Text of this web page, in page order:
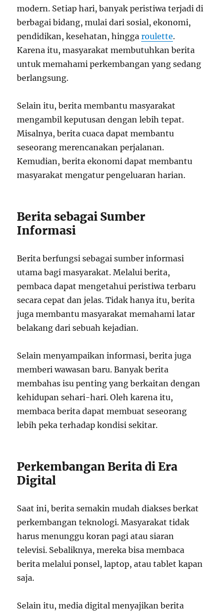
modern. Setiap hari, banyak peristiwa terjadi di
berbagai bidang, mulai dari sosial, ekonomi,
pendidikan, kesehatan, hinggaroulette.
Karena itu, masyarakat membutuhkan berita
untuk memahami perkembangan yang sedang
berlangsung.
Selain itu, berita membantu masyarakat
mengambil keputusan dengan lebih tepat.
Misalnya, berita cuaca dapat membantu
seseorang merencanakan perjalanan.
Kemudian, berita ekonomi dapat membantu
masyarakat mengatur pengeluaran harian.
Berita sebagai Sumber
Informasi
Berita berfungsi sebagai sumber informasi
utama bagi masyarakat. Melalui berita,
pembaca dapat mengetahui peristiwa terbaru
secara cepat dan jelas. Tidak hanya itu, berita
juga membantu masyarakat memahami latar
belakang dari sebuah kejadian.
Selain menyampaikan informasi, berita juga
memberi wawasan baru. Banyak berita
membahas isu penting yang berkaitan dengan
kehidupan sehari-hari. Oleh karena itu,
membaca berita dapat membuat seseorang
lebih peka terhadap kondisi sekitar.
Perkembangan Berita di Era
Digital
Saat ini, berita semakin mudah diakses berkat
perkembangan teknologi. Masyarakat tidak
harus menunggu koran pagi atau siaran
televisi. Sebaliknya, mereka bisa membaca
berita melalui ponsel, laptop, atau tablet kapan
saja.
Selain itu, media digital menyajikan berita